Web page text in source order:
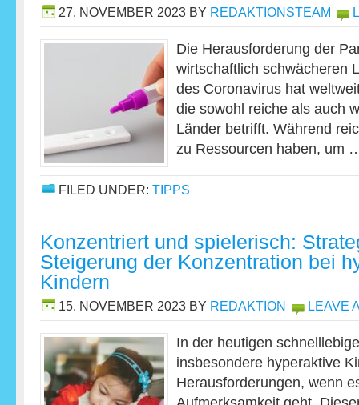
27. NOVEMBER 2023 BY REDAKTIONSTEAM
Die Herausforderung der
wirtschaftlich schwächeren
des Coronavirus hat
die sowohl reiche als auch
Länder betrifft. Während
zu Ressourcen haben, um
FILED UNDER: TIPPS
Konzentriert und spielerisch:
Steigerung der Konzentration bei
Kindern
15. NOVEMBER 2023 BY REDAKTION LEAVE
In der heutigen
insbesondere hyperaktive
Herausforderungen, wenn